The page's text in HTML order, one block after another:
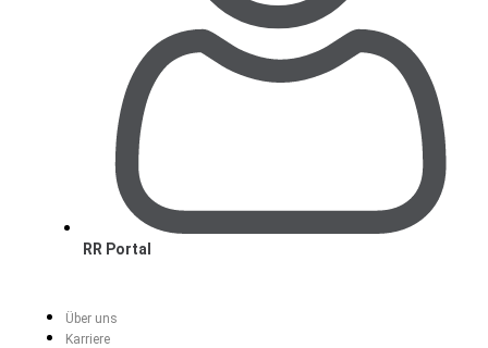
RR Portal
Über uns
Karriere